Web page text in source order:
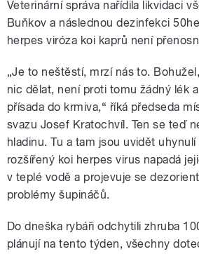
Veterinární správa nařídila likvidaci
Buňkov a následnou dezinfekci
herpes viróza koi kaprů není
„Je to neštěstí, mrzí nás to.
nic dělat, není proti tomu žádný lék
přísada do krmiva,“ říká předseda
svazu Josef Kratochvíl. Ten se teď
hladinu. Tu a tam jsou uvidět
rozšířený koi herpes virus napadá
v teplé vodě a projevuje se
problémy šupináčů.
Do dneška rybáři odchytili zhruba
plánují na tento týden, všechny